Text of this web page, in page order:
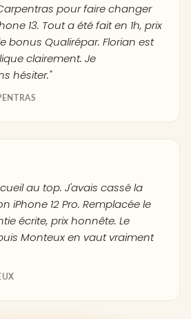
pour faire changer
13. Tout a été fait en 1h, prix
bonus Qualirépar. Florian est
clairement. Je
hésiter."
au top. J'avais cassé la
iPhone 12 Pro. Remplacée le
écrite, prix honnête. Le
Monteux en vaut vraiment